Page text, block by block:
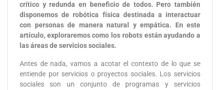
crítico y redunda en beneficio de todos. Pero también
disponemos de robótica física destinada a interactuar
con personas de manera natural y empática. En este
artículo, exploraremos como los robots están ayudando a
las áreas de servicios sociales.
Antes de nada, vamos a acotar el contexto de lo que se
entiende por servicios o proyectos sociales. Los servicios
sociales son un conjunto de programas y servicios